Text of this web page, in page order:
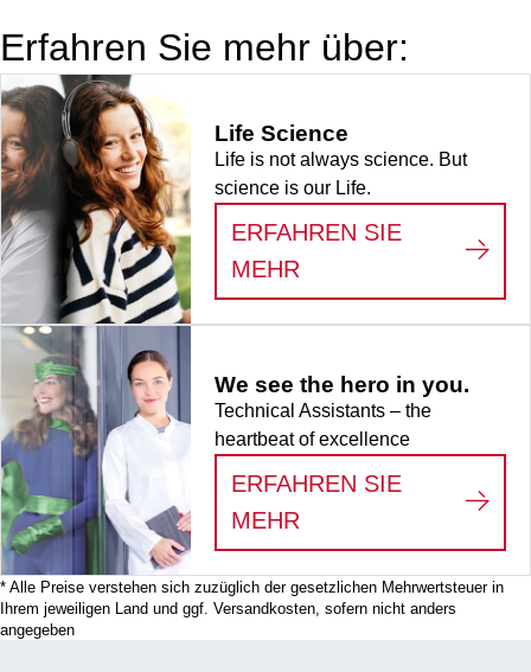
21,5 mm, 1
Stück/Karton
Erfahren Sie mehr über:
Life Science
Life is not always science. But
science is our Life.
ERFAHREN SIE
MEHR
We see the hero in you.
Technical Assistants – the
heartbeat of excellence
ERFAHREN SIE
MEHR
WE SEE THE
* Alle Preise verstehen sich zuzüglich der gesetzlichen Mehrwertsteuer in
Ihrem jeweiligen Land und ggf. Versandkosten, sofern nicht anders
angegeben